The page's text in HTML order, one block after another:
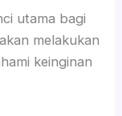
utama bagi
melakukan
keinginan